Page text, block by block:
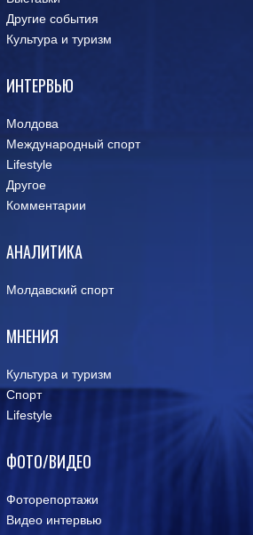
Другие события
Культура и туризм
ИНТЕРВЬЮ
Молдова
Международный спорт
Lifestyle
Другое
Комментарии
АНАЛИТИКА
Молдавский спорт
МНЕНИЯ
Культура и туризм
Спорт
Lifestyle
ФОТО/ВИДЕО
Фоторепортажи
Видео интервью